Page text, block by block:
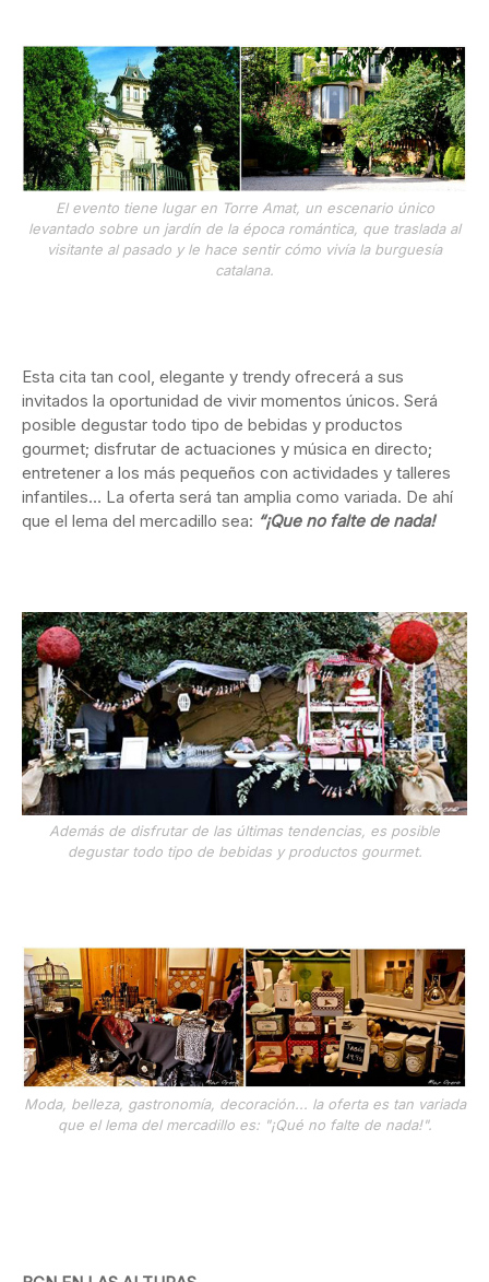
El evento tiene lugar en Torre Amat, un escenario único
levantado sobre un jardín de la época romántica, que traslada al
visitante al pasado y le hace sentir cómo vivía la burguesía
catalana.
Esta cita tan cool, elegante y trendy ofrecerá a sus
invitados la oportunidad de vivir momentos únicos. Será
posible degustar todo tipo de bebidas y productos
gourmet; disfrutar de actuaciones y música en directo;
entretener a los más pequeños con actividades y talleres
infantiles… La oferta será tan amplia como variada. De ahí
que el lema del mercadillo sea: “¡Que no falte de nada!
Además de disfrutar de las últimas tendencias, es posible
degustar todo tipo de bebidas y productos gourmet.
Moda, belleza, gastronomía, decoración... la oferta es tan variada
que el lema del mercadillo es: "¡Qué no falte de nada!".